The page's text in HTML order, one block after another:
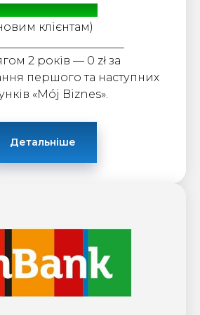
до 4200 zł
клієнтам)
2 років — 0 zł за
першого та наступних
«Mój Biznes».
Детальніше